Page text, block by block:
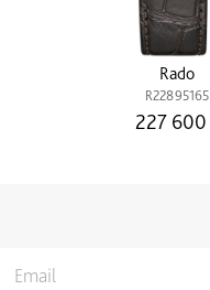
Rado
R22895165
227 600